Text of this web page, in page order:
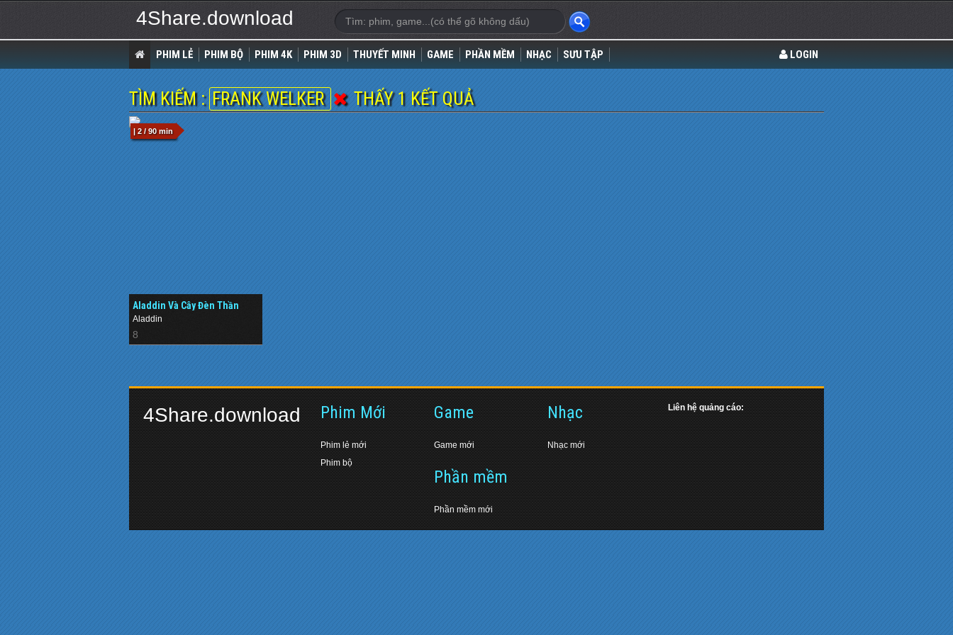
4Share.download
PHIM LẺ PHIM BỘ PHIM 4K PHIM 3D THUYẾT MINH GAME PHẦN MỀM NHẠC SƯU TẬP LOGIN
TÌM KIẾM : FRANK WELKER THẤY 1 KẾT QUẢ
| 2 / 90 min
Aladdin Và Cây Đèn Thần
(1992)
Aladdin
8
4Share.download Phim Mới
Phim lẻ mới
Phim bộ
Game
Game mới
Phần mềm
Phần mềm mới
Nhạc
Nhạc mới
Liên hệ quảng cáo: